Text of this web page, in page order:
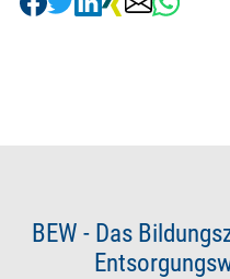
BEW - Das